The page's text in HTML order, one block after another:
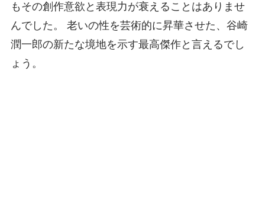
もその創作意欲と表現力が衰えることはありませ
んでした。 老いの性を芸術的に昇華させた、谷崎
潤一郎の新たな境地を示す最高傑作と言えるでし
ょう。